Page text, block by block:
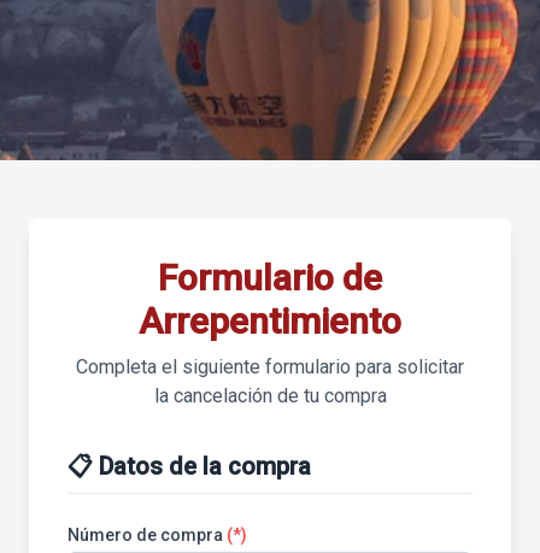
Formulario de
Arrepentimiento
Completa el siguiente formulario para solicitar
la cancelación de tu compra
📋 Datos de la compra
Número de compra (*)